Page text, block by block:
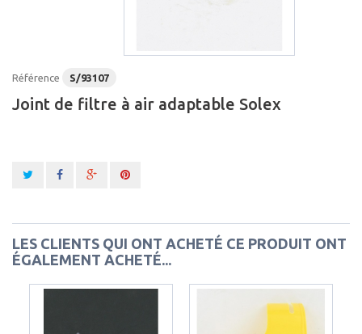
Référence S/93107
Joint de filtre à air adaptable Solex
LES CLIENTS QUI ONT ACHETÉ CE PRODUIT ONT
ÉGALEMENT ACHETÉ...